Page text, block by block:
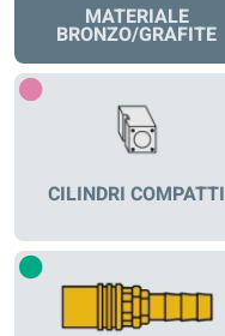
MATERIALE
BRONZO/GRAFITE
CILINDRI COMPATTI